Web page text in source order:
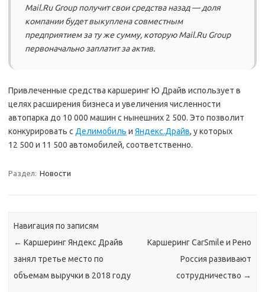
Mail.Ru Group получит свои средства назад — доля
компании будет выкуплена совместным
предприятием за ту же сумму, которую Mail.Ru Group
первоначально заплатит за актив.
Привлеченные средства каршеринг Ю Драйв использует в
целях расширения бизнеса и увеличения численности
автопарка до 10 000 машин с нынешних 2 500. Это позволит
конкурировать с Делимобиль и Яндекс.Драйв, у которых
12 500 и 11 500 автомобилей, соответственно.
Раздел: Новости
Навигация по записям
← Каршеринг Яндекс Драйв
занял третье место по
объемам выручки в 2018 году
Каршеринг CarSmile и Рено
Россия развивают
сотрудничество →